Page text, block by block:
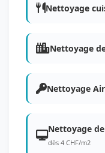
Nettoyage
Nettoyage
Nettoyage
Nettoyage
dès 4 CHF/m2